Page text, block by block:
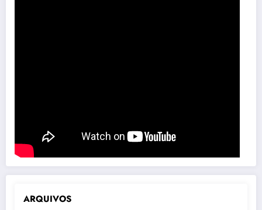
ARQUIVOS